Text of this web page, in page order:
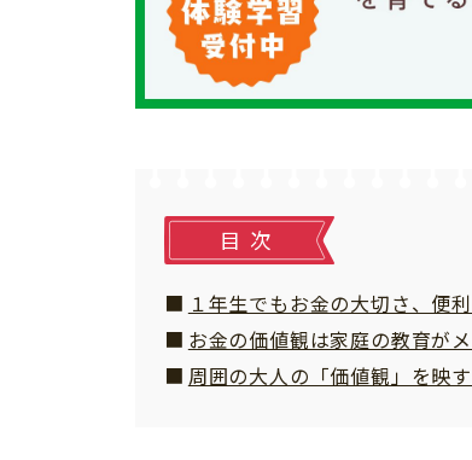
「こそだてまっぷ」とは
サイトのご利⽤にあたって
個⼈情報について
目次
１年生でもお金の大切さ、便
お金の価値観は家庭の教育が
周囲の大人の「価値観」を映